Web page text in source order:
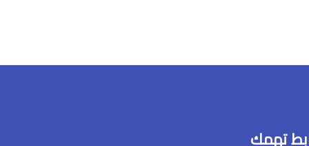
تهمك